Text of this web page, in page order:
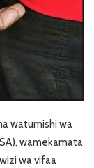
watumishi wa
wamekamata
wa vifaa